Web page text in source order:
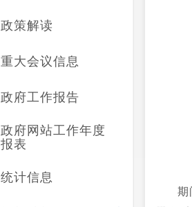
政策解读
重大会议信息
政府工作报告
政府网站工作年度
报表
统计信息
期